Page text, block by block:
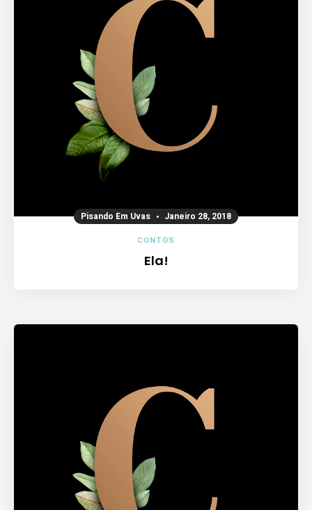
Pisando Em Uvas Janeiro 28, 2018
CONTOS
Ela!